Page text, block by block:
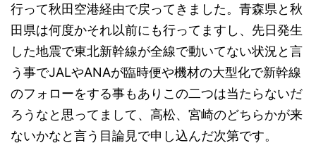
行って秋田空港経由で戻ってきました。青森県と秋
田県は何度かそれ以前にも行ってますし、先日発生
した地震で東北新幹線が全線で動いてない状況と言
う事でJALやANAが臨時便や機材の大型化で新幹線
のフォローをする事もありこの二つは当たらないだ
ろうなと思ってまして、高松、宮崎のどちらかが来
ないかなと言う目論見で申し込んだ次第です。